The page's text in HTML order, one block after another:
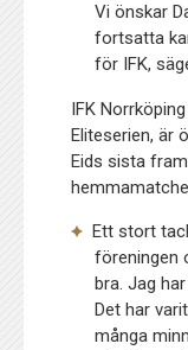
Vi önskar
fortsatta
för IFK,
IFK
Eliteserien, är
Eids sista
Ett stort
föreningen
bra. Jag
Det har
många